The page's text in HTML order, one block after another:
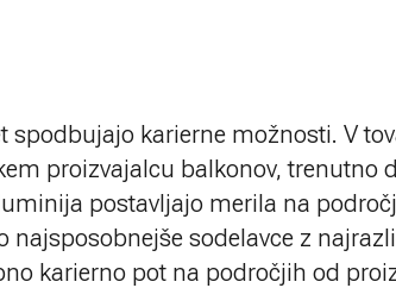
spodbujajo karierne možnosti. V
proizvajalcu balkonov, trenutno
postavljajo merila na
sodelavce z
karierno pot na področjih od